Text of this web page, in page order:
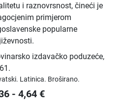
i raznovrsnost, čineći je
primjerom
popularne
izdavačko poduzeće,
Latinica. Broširano.
-4,64 €